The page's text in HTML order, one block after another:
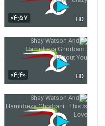
۰۴:۵۷ HD
۰۴:۴۰ HD